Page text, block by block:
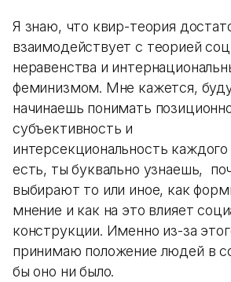
Я знаю, что квир-теория
взаимодействует с теорией
неравенства и
феминизмом. Мне кажется,
начинаешь понимать
субъективность и
интерсекциональность каждого
есть, ты буквально узнаешь,
выбирают то или иное, как
мнение и как на это влияет
конструкции. Именно из-за
принимаю положение людей в
бы оно ни было.